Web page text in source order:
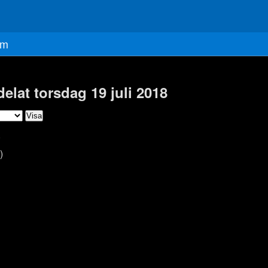
torsdag 19 juli 2018